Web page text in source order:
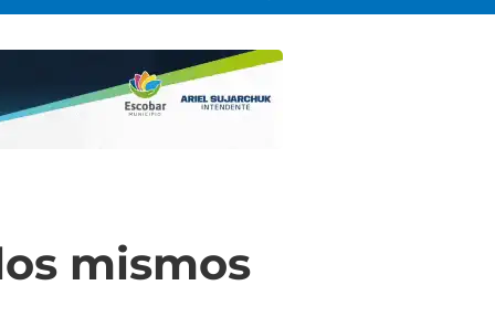
mismos